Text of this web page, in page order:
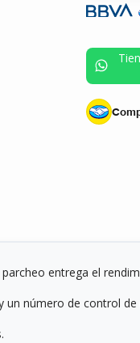
entrega el
número de control